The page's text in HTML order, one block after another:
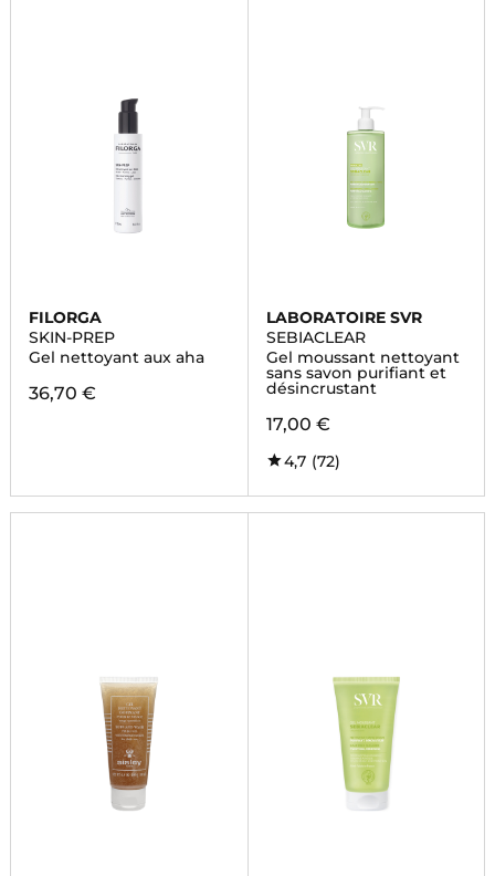
FILORGA
SKIN-PREP
Gel nettoyant aux aha
36,70 €
LABORATOIRE SVR
SEBIACLEAR
Gel moussant nettoyant
sans savon purifiant et
désincrustant
17,00 €
4,7 (72)